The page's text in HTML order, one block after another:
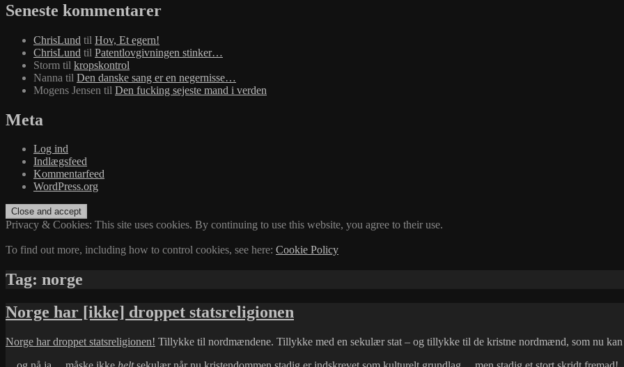
Seneste kommentarer
ChrisLund til Hov, Et egern!
ChrisLund til Patentlovgivningen stinker…
Storm til kropskontrol
Nanna til Den danske sang er en negernisse…
Mogens Jensen til Den fucking sejeste mand i verden
Meta
Log ind
Indlægsfeed
Kommentarfeed
WordPress.org
Privacy & Cookies: This site uses cookies. By continuing to use this website, you agree to their use.
To find out more, including how to control cookies, see here: Cookie Policy
Tag: norge
Norge har [ikke] droppet statsreligionen
Norge har droppet statsreligionen! Tillykke til nordmændene. Tillykke med en sekulær stat – og tillykke til de kristne nordmænd, som nu